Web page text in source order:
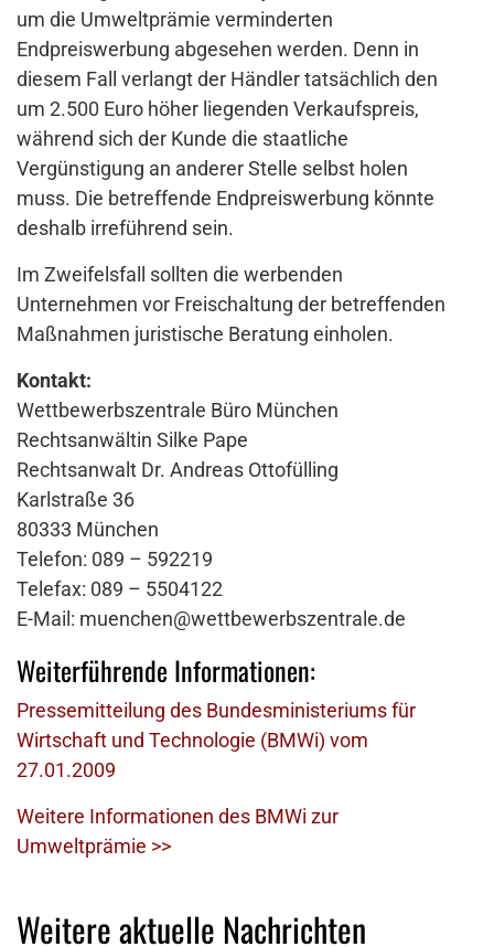
um die Umweltprämie verminderten
Endpreiswerbung abgesehen werden. Denn in
diesem Fall verlangt der Händler tatsächlich den
um 2.500 Euro höher liegenden Verkaufspreis,
während sich der Kunde die staatliche
Vergünstigung an anderer Stelle selbst holen
muss. Die betreffende Endpreiswerbung könnte
deshalb irreführend sein.
Im Zweifelsfall sollten die werbenden
Unternehmen vor Freischaltung der betreffenden
Maßnahmen juristische Beratung einholen.
Kontakt:
Wettbewerbszentrale Büro München
Rechtsanwältin Silke Pape
Rechtsanwalt Dr. Andreas Ottofülling
Karlstraße 36
80333 München
Telefon: 089 – 592219
Telefax: 089 – 5504122
E-Mail: muenchen@wettbewerbszentrale.de
Weiterführende Informationen:
Pressemitteilung des Bundesministeriums für
Wirtschaft und Technologie (BMWi) vom
27.01.2009
Weitere Informationen des BMWi zur
Umweltprämie >>
Weitere aktuelle Nachrichten